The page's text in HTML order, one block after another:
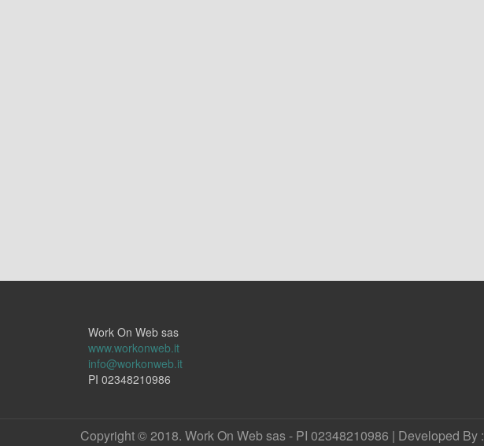
Work On Web sas
www.workonweb.it
info@workonweb.it
PI 02348210986
Copyright © 2018. Work On Web sas - PI 02348210986 | Developed By :